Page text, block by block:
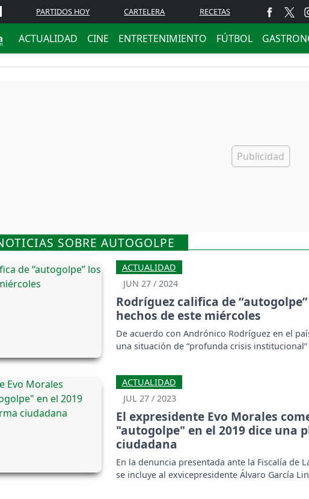
PARTIDOS HOY CARTELERA RECETAS
ACTUALIDAD CINE ENTRETENIMIENTO FÚTBOL
SOBRE AUTOGOLPE
ACTUALIDAD
JUN 27 / 2024
Rodríguez califica de
hechos de este miércoles
De acuerdo con Andrónico Rodríguez en el
una situación de “profunda crisis institucional”
ACTUALIDAD
JUL 27 / 2023
El expresidente Evo Morales
"autogolpe" en el 2019 dice una
ciudadana
En la denuncia presentada ante la Fiscalía de
se incluye al exvicepresidente Álvaro García